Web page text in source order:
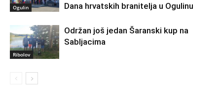
Ogulin
Dana hrvatskih branitelja u Ogulinu
Ribolov
Održan još jedan Šaranski kup na
Sabljacima